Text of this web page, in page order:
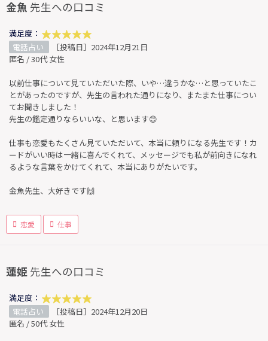
金魚 先生への口コミ
満足度：
電話占い
［投稿日］2024年12月21日
匿名 / 30代 女性
以前仕事について見ていただいた際、いや…違うかな…と思っていたこ
とがあったのですが、先生の言われた通りになり、またまた仕事につい
てお聞きしました！
先生の鑑定通りならいいな、と思います😊
仕事も恋愛もたくさん見ていただいて、本当に頼りになる先生です！カ
ードがいい時は一緒に喜んでくれて、メッセージでも私が前向きになれ
るような言葉をかけてくれて、本当にありがたいです。
金魚先生、大好きです🙌
恋愛 仕事
蓮姫 先生への口コミ
満足度：
電話占い
［投稿日］2024年12月20日
匿名 / 50代 女性